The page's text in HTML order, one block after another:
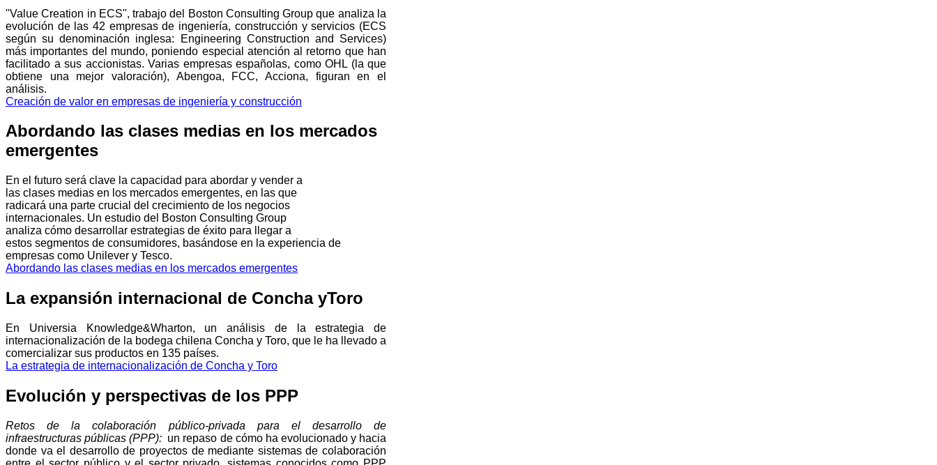
"Value Creation in ECS", trabajo del Boston Consulting Group que analiza la
evolución de las 42 empresas de ingeniería, construcción y servicios (ECS
según su denominación inglesa: Engineering Construction and Services)
más importantes del mundo, poniendo especial atención al retorno que han
facilitado a sus accionistas. Varias empresas españolas, como OHL (la que
obtiene una mejor valoración), Abengoa, FCC, Acciona, figuran en el
análisis.
Creación de valor en empresas de ingeniería y construcción
Abordando las clases medias en los mercados
emergentes
En el futuro será clave la capacidad para abordar y vender a
las clases medias en los mercados emergentes, en las que
radicará una parte crucial del crecimiento de los negocios
internacionales. Un estudio del Boston Consulting Group
analiza cómo desarrollar estrategias de éxito para llegar a
estos segmentos de consumidores, basándose en la experiencia de
empresas como Unilever y Tesco.
Abordando las clases medias en los mercados emergentes
La expansión internacional de Concha yToro
En Universia Knowledge&Wharton, un análisis de la estrategia de
internacionalización de la bodega chilena Concha y Toro, que le ha llevado a
comercializar sus productos en 135 países.
La estrategia de internacionalización de Concha y Toro
Evolución y perspectivas de los PPP
Retos de la colaboración público-privada para el desarrollo de
infraestructuras públicas (PPP): un repaso de cómo ha evolucionado y hacia
donde va el desarrollo de proyectos de mediante sistemas de colaboración